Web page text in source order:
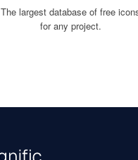
The largest database of free
for any project.